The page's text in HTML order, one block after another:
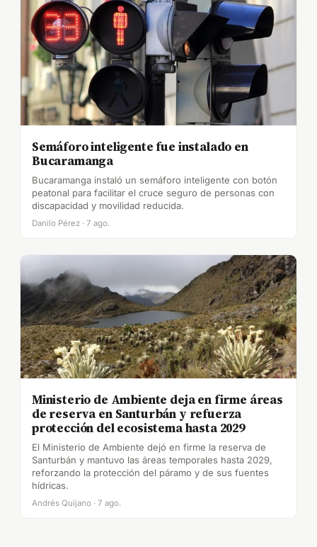
Semáforo inteligente fue instalado en
Bucaramanga
Bucaramanga instaló un semáforo inteligente con botón
peatonal para facilitar el cruce seguro de personas con
discapacidad y movilidad reducida.
Danilo Pérez · 7 ago.
Ministerio de Ambiente deja en firme áreas
de reserva en Santurbán y refuerza
protección del ecosistema hasta 2029
El Ministerio de Ambiente dejó en firme la reserva de
Santurbán y mantuvo las áreas temporales hasta 2029,
reforzando la protección del páramo y de sus fuentes
hídricas.
Andrés Quijano · 7 ago.